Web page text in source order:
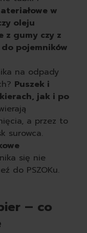
w
oleju
z gumy czy z
pojemników
na odpady
Puszek i
jak i po
a przez to
surowca.
się nie
do PSZOKu.
– co